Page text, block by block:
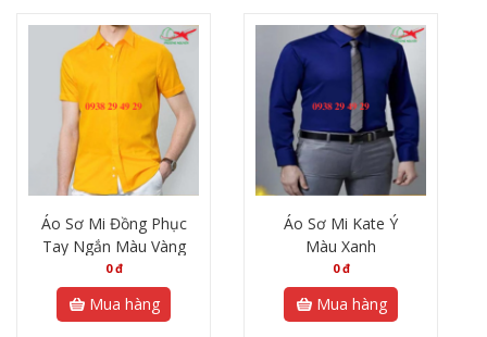
Áo Sơ Mi Đồng Phục
Tay Ngắn Màu Vàng
0đ
Mua hàng
Áo Sơ Mi Kate Ý
Màu Xanh
0đ
Mua hàng